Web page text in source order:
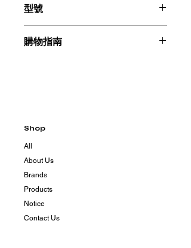
型號
購物指南
Shop
All
About Us
Brands
Products
Notice
Contact Us